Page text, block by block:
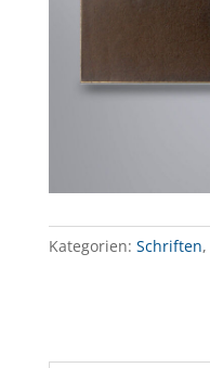
Kategorien: Schriften,